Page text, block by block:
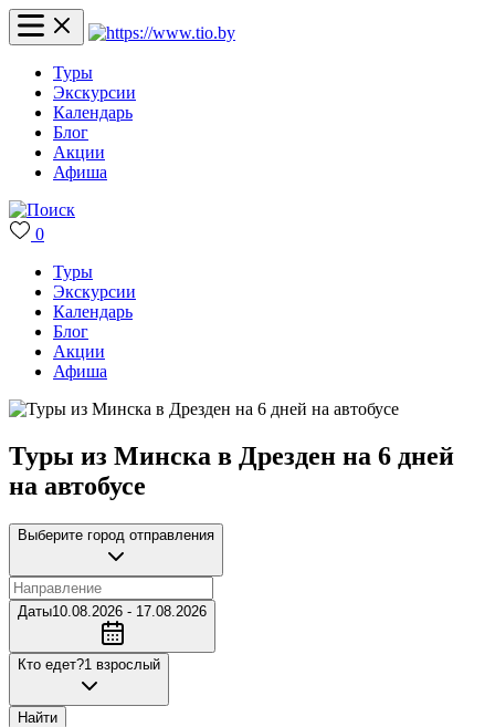
Туры
Экскурсии
Календарь
Блог
Акции
Афиша
0
Туры
Экскурсии
Календарь
Блог
Акции
Афиша
Туры из Минска в Дрезден на 6 дней
на автобусе
Выберите город отправления
Даты10.08.2026 - 17.08.2026
Кто едет?1 взрослый
Найти